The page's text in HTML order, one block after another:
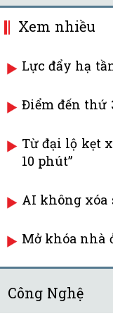
Xem nhiều
Lực đẩy hạ
Điểm đến thứ
Từ đại lộ kẹt
10 phút”
AI không xóa
Mở khóa nhà
Công Nghệ